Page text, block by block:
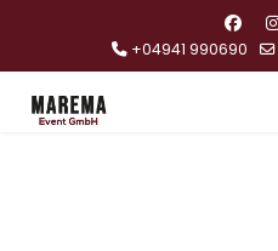
+04941 990690